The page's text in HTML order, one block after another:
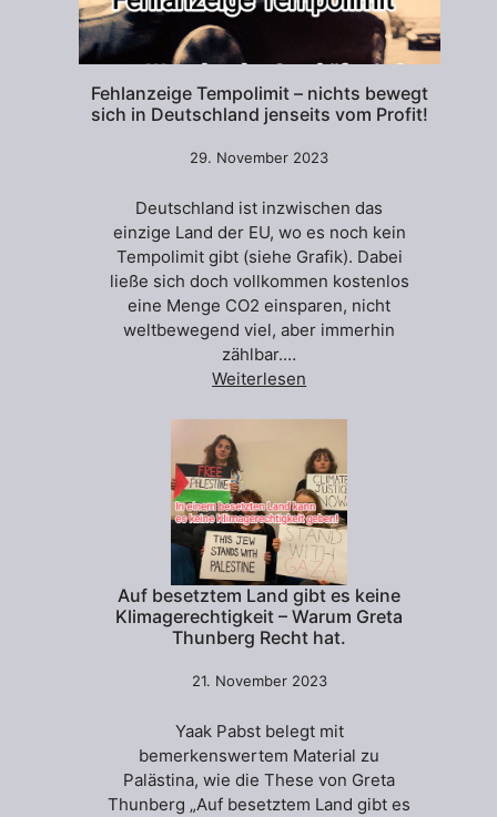
Fehlanzeige Tempolimit – nichts bewegt
sich in Deutschland jenseits vom Profit!
29. November 2023
Deutschland ist inzwischen das
einzige Land der EU, wo es noch kein
Tempolimit gibt (siehe Grafik). Dabei
ließe sich doch vollkommen kostenlos
eine Menge CO2 einsparen, nicht
weltbewegend viel, aber immerhin
zählbar.…
Weiterlesen
Auf besetztem Land gibt es keine
Klimagerechtigkeit – Warum Greta
Thunberg Recht hat.
21. November 2023
Yaak Pabst belegt mit
bemerkenswertem Material zu
Palästina, wie die These von Greta
Thunberg „Auf besetztem Land gibt es